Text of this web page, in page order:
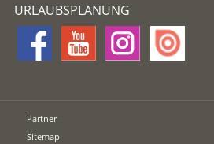
URLAUBSPLANUNG
Partner
Sitemap